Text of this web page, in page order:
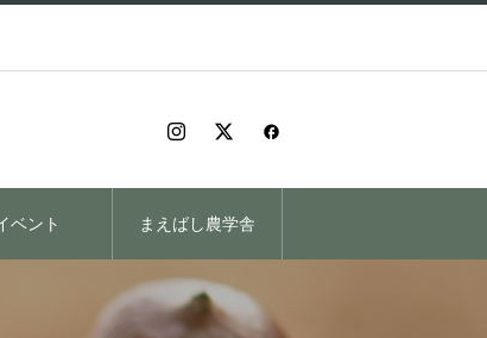
ベント まえばし農学舎